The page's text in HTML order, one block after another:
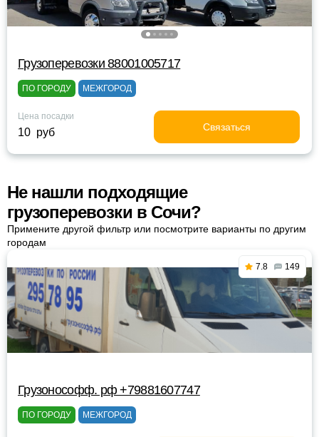
Грузоперевозки 88001005717
ПО ГОРОДУ МЕЖГОРОД
Цена посадки
10 руб Связаться
Не нашли подходящие
грузоперевозки в Сочи?
Примените другой фильтр или посмотрите варианты по другим
городам
7.8 149
Грузонософф. рф +79881607747
ПО ГОРОДУ МЕЖГОРОД